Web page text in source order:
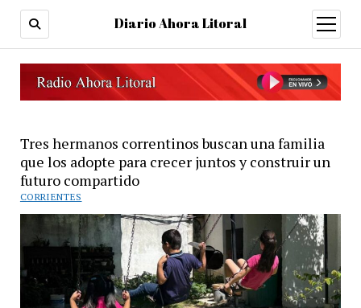
Diario Ahora Litoral
open
menu
Tres hermanos correntinos buscan una familia
que los adopte para crecer juntos y construir un
futuro compartido
CORRIENTES